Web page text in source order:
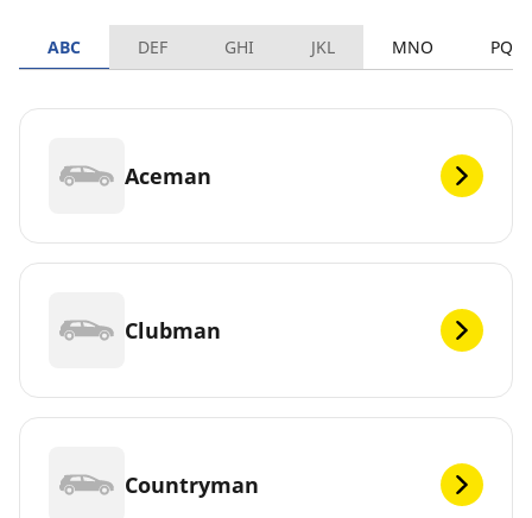
ABC DEF GHI JKL MNO PQRS
Aceman
Clubman
Countryman